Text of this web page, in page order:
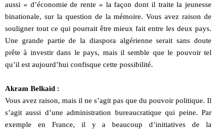
aussi « d’économie de rente » la façon dont il traite la jeunesse
binationale, sur la question de la mémoire. Vous avez raison de
souligner tout ce qui pourrait être mieux fait entre les deux pays.
Une grande partie de la diaspora algérienne serait sans doute
prête à investir dans le pays, mais il semble que le pouvoir tel
qu’il est aujourd’hui confisque cette possibilité.
Akram Belkaïd :
Vous avez raison, mais il ne s’agit pas que du pouvoir politique. Il
s’agit aussi d’une administration bureaucratique qui peine. Par
exemple en France, il y a beaucoup d’initiatives de la